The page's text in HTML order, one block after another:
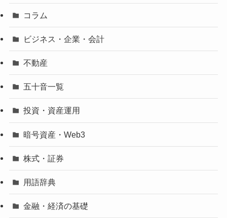
コラム
ビジネス・企業・会計
不動産
五十音一覧
投資・資産運用
暗号資産・Web3
株式・証券
用語辞典
金融・経済の基礎